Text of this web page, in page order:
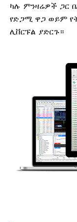
ካሉ ምንዛሬዎች ጋር
የድጋሚ ዋጋ ወይም
ሊቨርፑል ያድርጉ።